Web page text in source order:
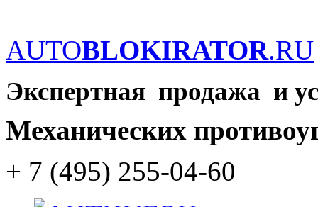
AUTOBLOKIRATOR.RU
Экспертная продажа и
Механических
+ 7 (495) 255-04-60